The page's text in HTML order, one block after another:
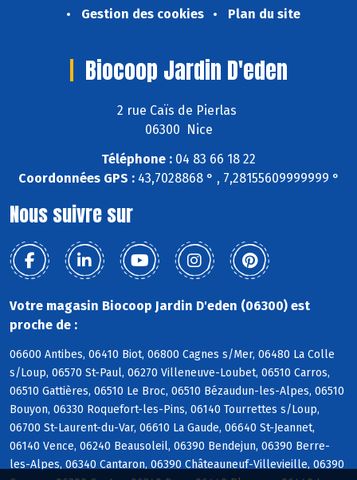
Gestion des cookies
Plan du site
Biocoop Jardin D'eden
2 rue Caïs de Pierlas
06300 Nice
Téléphone : 04 83 66 18 22
Coordonnées GPS :43,7028868 ° , 7,28155609999999 °
Nous suivre sur
Votre magasin Biocoop Jardin D'eden (06300) est
proche de :
06600 Antibes, 06410 Biot, 06800 Cagnes s/Mer, 06480 La Colle
s/Loup, 06570 St-Paul, 06270 Villeneuve-Loubet, 06510 Carros,
06510 Gattières, 06510 Le Broc, 06510 Bézaudun-les-Alpes, 06510
Bouyon, 06330 Roquefort-les-Pins, 06140 Tourrettes s/Loup,
06700 St-Laurent-du-Var, 06610 La Gaude, 06640 St-Jeannet,
06140 Vence, 06240 Beausoleil, 06390 Bendejun, 06390 Berre-
les-Alpes, 06340 Cantaron, 06390 Châteauneuf-Villevieille, 06390